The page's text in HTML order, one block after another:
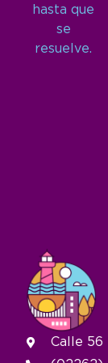
hasta que
se
resuelve.
Calle 56